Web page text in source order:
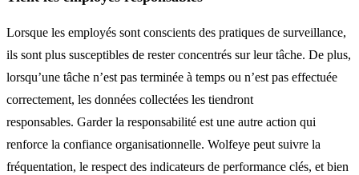
Lorsque les employés sont conscients des pratiques de surveillance,
ils sont plus susceptibles de rester concentrés sur leur tâche. De plus,
lorsqu’une tâche n’est pas terminée à temps ou n’est pas effectuée
correctement, les données collectées les tiendront
responsables. Garder la responsabilité est une autre action qui
renforce la confiance organisationnelle. Wolfeye peut suivre la
fréquentation, le respect des indicateurs de performance clés, et bien